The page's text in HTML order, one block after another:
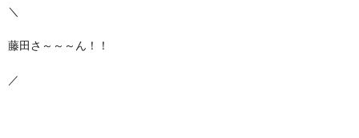
＼
藤田さ～～～ん！！
／